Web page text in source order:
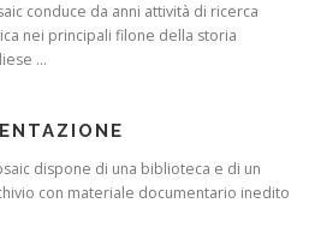
conduce da anni attività di ricerca
nei principali filone della storia
...
dispone di una biblioteca e di un
con materiale documentario inedito